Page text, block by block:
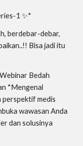
1 ✨*
berdebar-debar,
Bisa jadi itu
Bedah
*Mengenal
perspektif medis
wawasan Anda
dan solusinya